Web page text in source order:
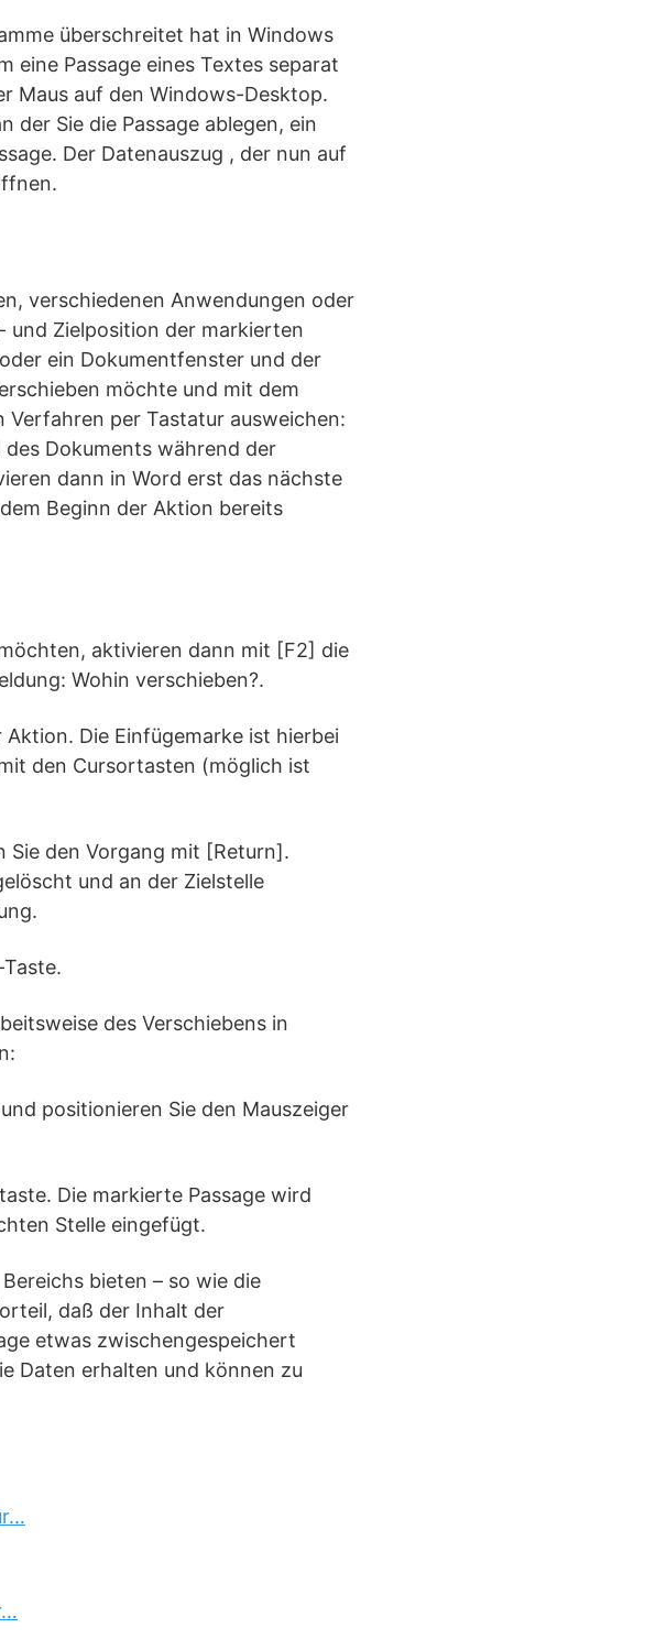
überschreitet hat in Windows
Passage eines Textes separat
Maus auf den Windows-Desktop.
der Sie die Passage ablegen, ein
Der Datenauszug , der nun auf
verschiedenen Anwendungen oder
und Zielposition der markierten
ein Dokumentfenster und der
möchte und mit dem
per Tastatur ausweichen:
Dokuments während der
dann in Word erst das nächste
Beginn der Aktion bereits
aktivieren dann mit [F2] die
Wohin verschieben?.
Die Einfügemarke ist hierbei
den Cursortasten (möglich ist
Sie den Vorgang mit [Return].
und an der Zielstelle
des Verschiebens in
positionieren Sie den Mauszeiger
Die markierte Passage wird
Stelle eingefügt.
bieten – so wie die
daß der Inhalt der
etwas zwischengespeichert
Daten erhalten und können zu